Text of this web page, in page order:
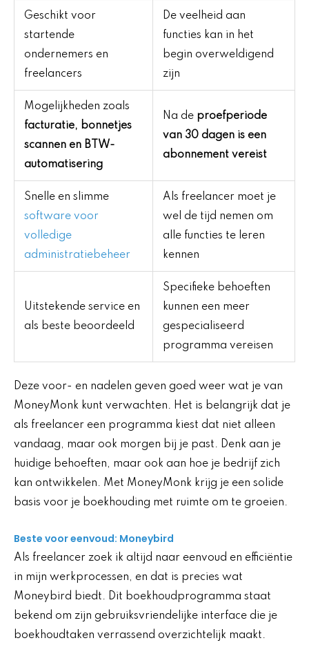
Geschikt voor
startende
ondernemers en
freelancers
De veelheid aan
functies kan in het
begin overweldigend
zijn
Mogelijkheden zoals
facturatie, bonnetjes
scannen en BTW-
automatisering
Na de proefperiode
van 30 dagen is een
abonnement vereist
Snelle en slimme
software voor
volledige
administratiebeheer
Als freelancer moet je
wel de tijd nemen om
alle functies te leren
kennen
Uitstekende service en
als beste beoordeeld
Specifieke behoeften
kunnen een meer
gespecialiseerd
programma vereisen
Deze voor- en nadelen geven goed weer wat je van
MoneyMonk kunt verwachten. Het is belangrijk dat je
als freelancer een programma kiest dat niet alleen
vandaag, maar ook morgen bij je past. Denk aan je
huidige behoeften, maar ook aan hoe je bedrijf zich
kan ontwikkelen. Met MoneyMonk krijg je een solide
basis voor je boekhouding met ruimte om te groeien.
Beste voor eenvoud: Moneybird
Als freelancer zoek ik altijd naar eenvoud en efficiëntie
in mijn werkprocessen, en dat is precies wat
Moneybird biedt. Dit boekhoudprogramma staat
bekend om zijn gebruiksvriendelijke interface die je
boekhoudtaken verrassend overzichtelijk maakt.